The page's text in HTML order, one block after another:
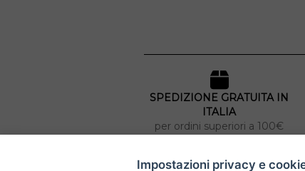
SPEDIZIONE GRATUITA IN
ITALIA
per ordini superiori a 100€
Impostazioni privacy e